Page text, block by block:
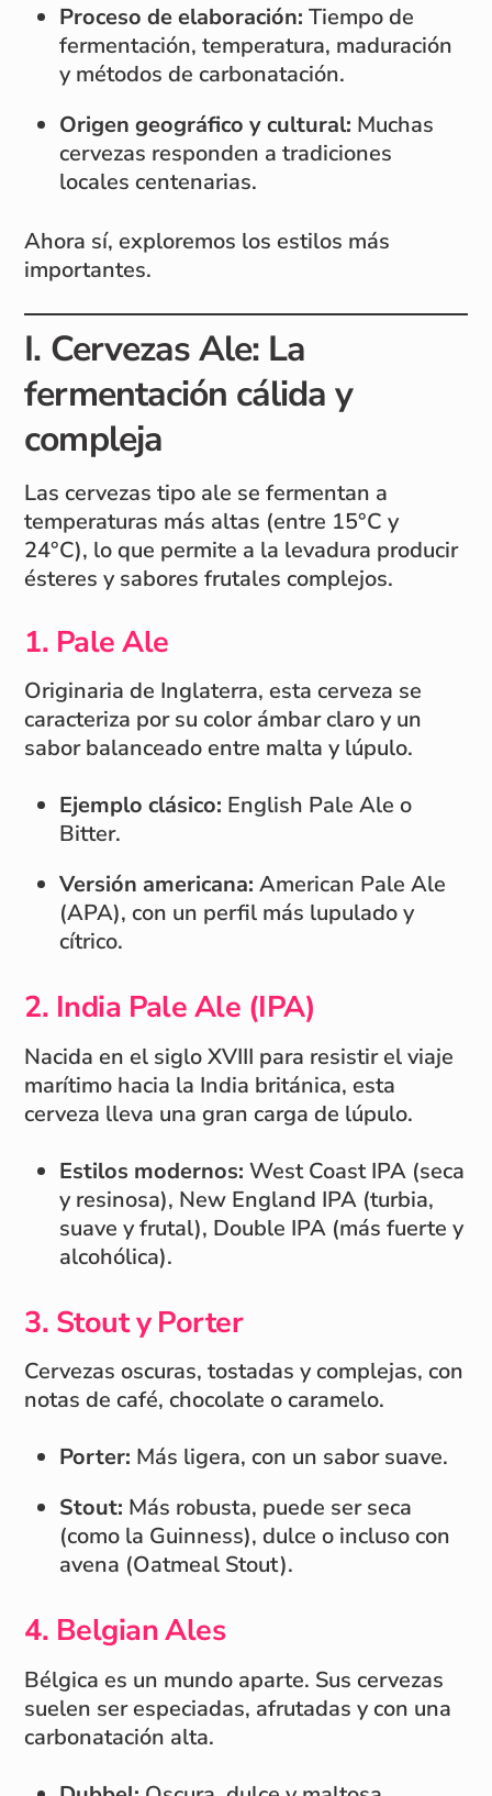
Proceso de elaboración: Tiempo de
fermentación, temperatura, maduración
y métodos de carbonatación.
Origen geográfico y cultural: Muchas
cervezas responden a tradiciones
locales centenarias.
Ahora sí, exploremos los estilos más
importantes.
I. Cervezas Ale: La
fermentación cálida y
compleja
Las cervezas tipo ale se fermentan a
temperaturas más altas (entre 15°C y
24°C), lo que permite a la levadura producir
ésteres y sabores frutales complejos.
1. Pale Ale
Originaria de Inglaterra, esta cerveza se
caracteriza por su color ámbar claro y un
sabor balanceado entre malta y lúpulo.
Ejemplo clásico: English Pale Ale o
Bitter.
Versión americana: American Pale Ale
(APA), con un perfil más lupulado y
cítrico.
2. India Pale Ale (IPA)
Nacida en el siglo XVIII para resistir el viaje
marítimo hacia la India británica, esta
cerveza lleva una gran carga de lúpulo.
Estilos modernos: West Coast IPA (seca
y resinosa), New England IPA (turbia,
suave y frutal), Double IPA (más fuerte y
alcohólica).
3. Stout y Porter
Cervezas oscuras, tostadas y complejas, con
notas de café, chocolate o caramelo.
Porter: Más ligera, con un sabor suave.
Stout: Más robusta, puede ser seca
(como la Guinness), dulce o incluso con
avena (Oatmeal Stout).
4. Belgian Ales
Bélgica es un mundo aparte. Sus cervezas
suelen ser especiadas, afrutadas y con una
carbonatación alta.